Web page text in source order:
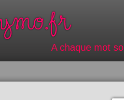
A chaque mot